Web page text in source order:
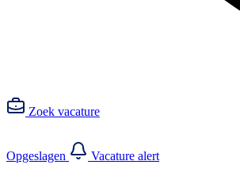
Zoek vacature
Opgeslagen Vacature alert